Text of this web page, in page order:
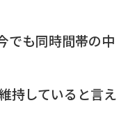
でも同時間帯の中
持していると言え